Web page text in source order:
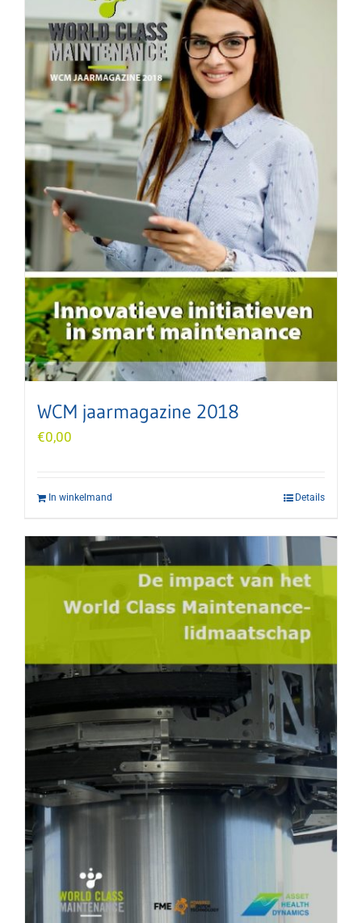
WCM jaarmagazine 2018
€0,00
In winkelmand Details